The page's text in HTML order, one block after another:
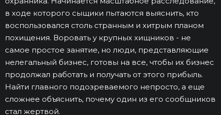
в ходе которого сыщики пытаются выяснить, кто
воспользовался столь странным и хитрым планом
похищения. Воровать у крупных хищников - не
самое простое занятие, но люди, представляющие
нелегальный бизнес, готовы на все, чтобы их бизнес
продолжал работать и получать от этого прибыль.
Найти главного подозреваемого непросто, а еще
сложнее объяснить, почему один из его сообщников
стал жертвой.